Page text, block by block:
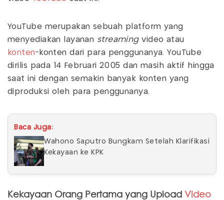
YouTube merupakan sebuah platform yang
menyediakan layanan streamingvideo atau
konten-konten dari para penggunanya. YouTube
dirilis pada 14 Februari 2005 dan masih aktif hingga
saat ini dengan semakin banyak konten yang
diproduksi oleh para penggunanya.
Baca Juga:
Wahono Saputro Bungkam Setelah Klarifikasi
Kekayaan ke KPK
Kekayaan Orang Pertama yang Upload Video